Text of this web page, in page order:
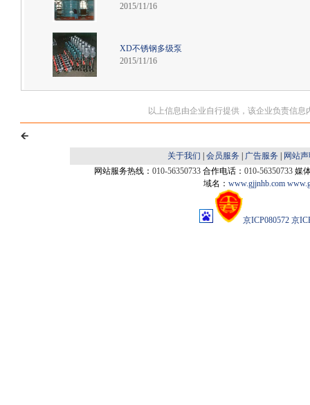
2015/11/16
XD不锈钢多级泵
2015/11/16
以上信息由企业自行提供，该企业负责信
关于我们 会员服务 广告服务
网站
网站服务热线： 010-56350733 合作电话： 010-56350733 媒
域名： www.gjjnhb.com
京ICP080572 京